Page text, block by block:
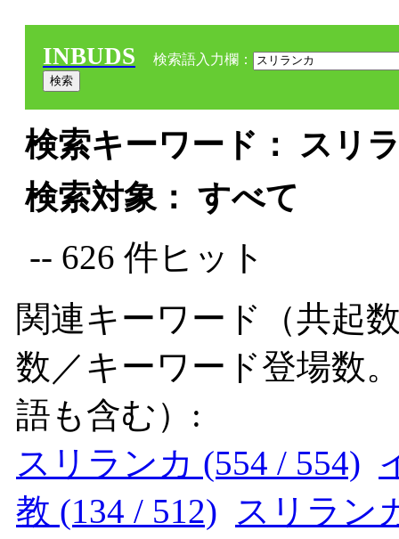
INBUDS 検索語入力欄：
検索キーワード： スリ
検索対象： すべて
-- 626 件ヒット
関連キーワード（共起
数／キーワード登場数
語も含む）:
スリランカ (554 / 554)
教 (134 / 512)
スリラン